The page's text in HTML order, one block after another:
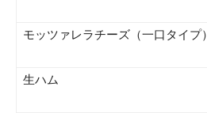
モッツァレラチーズ（一口タイプ）
生ハム